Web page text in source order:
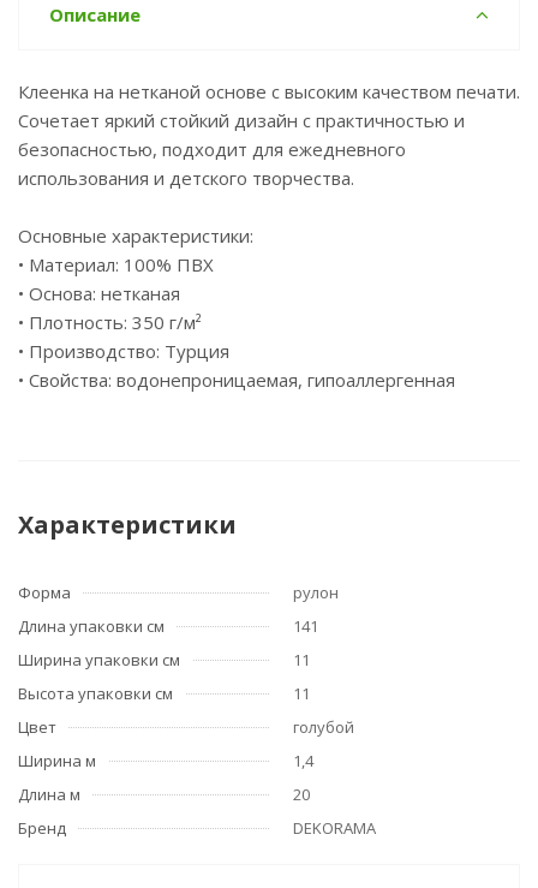
Описание
Клеенка на нетканой основе с высоким качеством печати.
Сочетает яркий стойкий дизайн с практичностью и
безопасностью, подходит для ежедневного
использования и детского творчества.
Основные характеристики:
• Материал: 100% ПВХ
• Основа: нетканая
• Плотность: 350 г/м²
• Производство: Турция
• Свойства: водонепроницаемая, гипоаллергенная
Характеристики
Форма
рулон
Длина упаковки см
141
Ширина упаковки см
11
Высота упаковки см
11
Цвет
голубой
Ширина м
1,4
Длина м
20
Бренд
DEKORAMA